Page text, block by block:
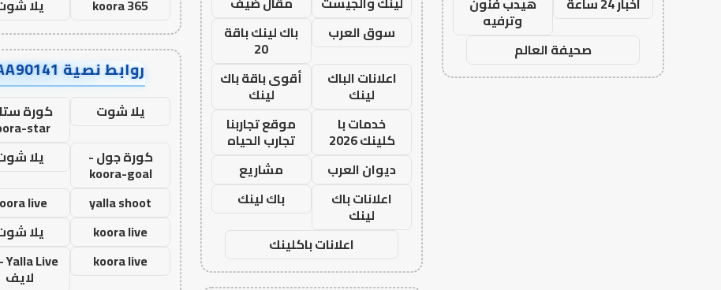
وترفيه
صحيفة العالم
سوق العرب
باك لينك باقة
20
اعلانات الباك
لينك
أقوى باقة باك
لينك
خدمات با
كلينك 2026
موقع تجاربنا
تجارب الحياه
ديوان العرب
مشاريع
اعلانات باك
لينك
باك لينك
اعلانات باكلينك
koora 365
يلا
روابط نصية AA90141
يلا شوت كورة
star
كورة جول -
koora-goal
يلا
yalla shoot
live
koora live
يلا
koora live
لايف